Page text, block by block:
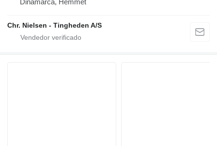
Dinamarca, Hemmet
Chr. Nielsen - Tingheden A/S